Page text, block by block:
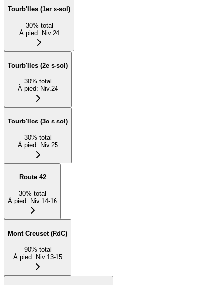
Tourb'Iles (1er s-sol)
30% total
À pied: Niv.24
Tourb'Iles (2e s-sol)
30% total
À pied: Niv.24
Tourb'Iles (3e s-sol)
30% total
À pied: Niv.25
Route 42
30% total
À pied: Niv.14-16
Mont Creuset (RdC)
90% total
À pied: Niv.13-15